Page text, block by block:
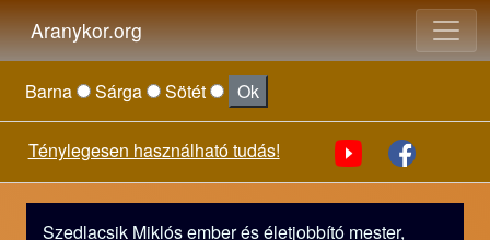
Aranykor.org
Barna Sárga Sötét Ok
Ténylegesen használható tudás!
Szedlacsik Miklós ember és életjobbító mester,